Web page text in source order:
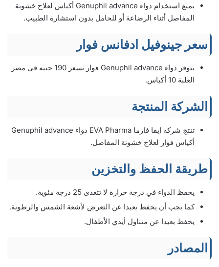
يمنع استخدام دواء Genuphil advance أكياس لعلاج خشونة
المفاصل أثناء الرضاعة أو للحامل بدون استشارة الطبيب.
سعر جينوفيل ادفانس فوار
يتوفر دواء Genuphil advance فوار بسعر 190 جنيه في مصر
العلبة 10 أكياس.
الشركة المنتجة
تنتج شركة إيفا فارما EVA Pharma دواء Genuphil advance
أكياس فوار لعلاج خشونة المفاصل.
طريقة الحفظ والتخزين
يحفظ الدواء في درجة حرارة لا تتعدى 25 درجة مئوية.
كما يجب أن يحفظ بعيدا عن التعرض لأشعة الشمس والرطوبة.
يحفظ بعيدا عن متناول أيدي الأطفال.
المصادر